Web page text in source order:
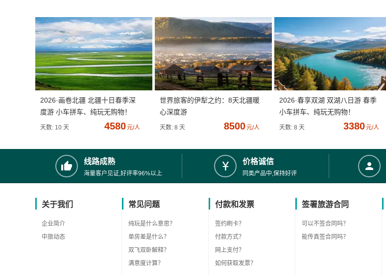
2026·画卷北疆 北疆十日春季深
度游 小车拼车、纯玩无购物！
天数: 10 天 4580元/人
世界旅客的伊犁之约：8天北疆暖
心深度游
天数: 8 天 8500元/人
2026·春享双湖 双湖八日游 春季
小车拼车、纯玩无购物！
天数: 8 天 3380元/人
线路成熟
海量客户见证,好评率96%以上
价格诚信
同类产品中,保持好评
关于我们
企业简介
中旅动态
常见问题
纯玩是什么意思？
单房差是什么？
双飞双卧解释？
满意度计算？
付款和发票
签约刷卡？
付款方式？
网上支付？
如何获取发票？
签署旅游合同
可以不签合同吗？
能传真签合同吗？